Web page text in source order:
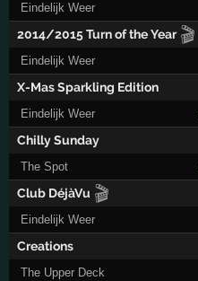
Eindelijk Weer
2014/2015 Turn of the Year 🎬
Eindelijk Weer
X-Mas Sparkling Edition
Eindelijk Weer
Chilly Sunday
The Spot
Club DéjàVu 🎬
Eindelijk Weer
Creations
The Upper Deck